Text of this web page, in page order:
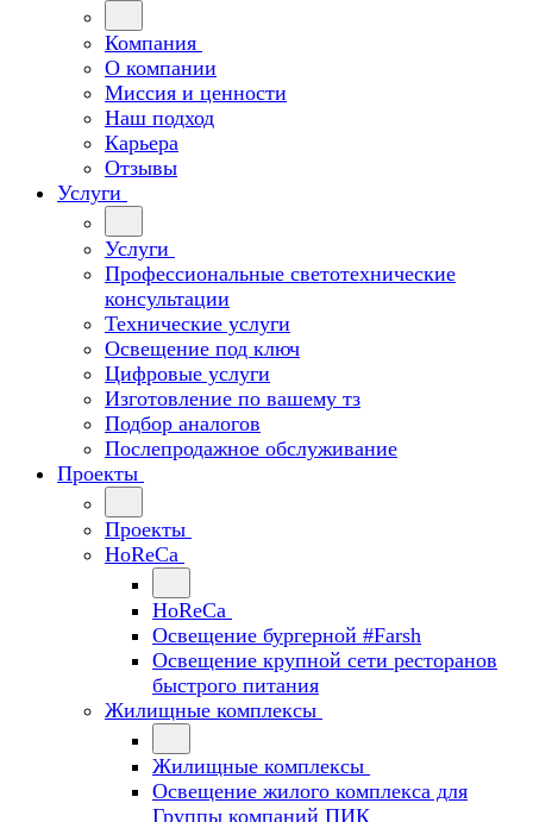
Компания
О компании
Миссия и ценности
Наш подход
Карьера
Отзывы
Услуги
Услуги
Профессиональные светотехнические
консультации
Технические услуги
Освещение под ключ
Цифровые услуги
Изготовление по вашему тз
Подбор аналогов
Послепродажное обслуживание
Проекты
Проекты
HoReCa
HoReCa
Освещение бургерной #Farsh
Освещение крупной сети ресторанов
быстрого питания
Жилищные комплексы
Жилищные комплексы
Освещение жилого комплекса для
Группы компаний ПИК